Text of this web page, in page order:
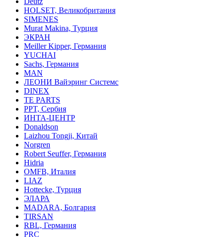
HOLSET, Великобритания
SIMENES
Murat Makina, Турция
ЭКРАН
Meiller Kipper, Германия
YUCHAI
Sachs, Германия
MAN
ЛЕОНИ Вайэринг Системс
DINEX
TE PARTS
PPT, Сербия
ИНТА-ЦЕНТР
Donaldson
Laizhou Tongji, Китай
Norgren
Robert Seuffer, Германия
Hidria
OMFB, Италия
LIAZ
Hottecke, Турция
ЭЛАРА
MADARA, Болгария
TIRSAN
RBL, Германия
PRC